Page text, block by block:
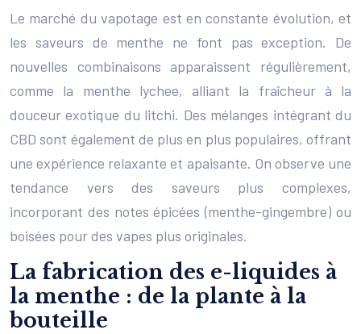
Le marché du vapotage est en constante évolution, et
les saveurs de menthe ne font pas exception. De
nouvelles combinaisons apparaissent régulièrement,
comme la menthe lychee, alliant la fraîcheur à la
douceur exotique du litchi. Des mélanges intégrant du
CBD sont également de plus en plus populaires, offrant
une expérience relaxante et apaisante. On observe une
tendance vers des saveurs plus complexes,
incorporant des notes épicées (menthe-gingembre) ou
boisées pour des vapes plus originales.
La fabrication des e-liquides à
la menthe : de la plante à la
bouteille